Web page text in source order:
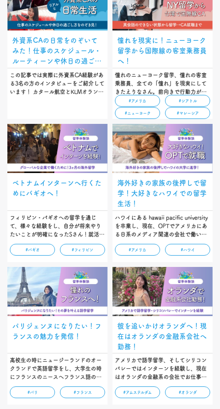
外資系CAの日常をのぞいて
みた！仕事のスケジュール・
ルーティーンや休日の過ごし
この記事では実際に外資系CA経験があ
る3名の方のインタビューをご紹介して
います！ カタール航空とKLMオランダ
CA留学を目指す人必見の内容になって
います。ぜひ参考にしてください
ね！…
憧れを現実に！ニューヨーク
留学から国際線の客室乗務員
へ！
憧れのニューヨーク留学、憧れの客室
乗務員、全ての「憧れ」を現実にして
きたえりなさん。前向きで行動力があ
る彼女にインタビューしました！…
#アメリカ #シアトル
#ニューヨーク #マレーシア
ベトナムインターンへ行くた
めにバギオへ！
フィリピン・パギオへの留学を通じ
て、様々な経験をし、自分が将来やり
たいことが明確になったSさん！就活前
たSさんのインタビューは必見です！…
#バギオ #フィリピン
海外好きの家族の後押しで留
学！大好きなハワイでの留学
生活！
ハワイにある hawaii pacific university
を卒業し、現在、OPTでアメリカにあ
る日系のメディア関連の会社で働いて
辛い経験をしながらも、強い意志を持
世界で輝く女性の一人です！…
#アメリカ #ハワイ
パリジェンヌになりたい！フ
ランスの魅力を発信！
高校生の時にニュージーランドのオー
クランドで英語留学をし、大学生の時
にフランスのニースへフランス語の留
学されたSayakaさん。今はフランスの
様々な情報をYouTubeで日々発信さ
#パリ #フランス
彼を追いかけオランダへ！現
在はオランダの金融系会社へ
勤務！
アメリカで語学留学、そしてシリコン
バレーではインターンを経験し、現在
はオランダの金融系の会社でお仕事を
しているAKANEさん。留学中に出会っ
た彼を追いかけてオランダに渡航し国
#アムステルダム #オランダ